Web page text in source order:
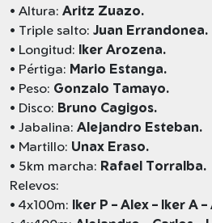
• Altura: Aritz Zuazo.
• Triple salto: Juan Errandonea.
• Longitud: Iker Arozena.
• Pértiga: Mario Estanga.
• Peso: Gonzalo Tamayo.
• Disco: Bruno Cagigos.
• Jabalina: Alejandro Esteban.
• Martillo: Unax Eraso.
• 5km marcha: Rafael Torralba.
Relevos:
• 4x100m: Iker P – Alex – Iker A